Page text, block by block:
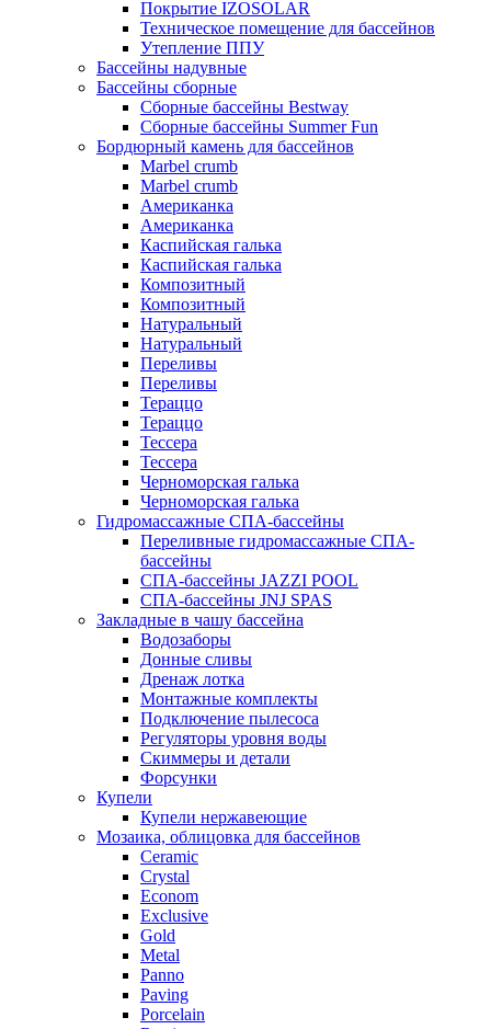
Покрытие IZOSOLAR
Техническое помещение для бассейнов
Утепление ППУ
Бассейны надувные
Бассейны сборные
Сборные бассейны Bestway
Сборные бассейны Summer Fun
Бордюрный камень для бассейнов
Marbel crumb
Marbel crumb
Американка
Американка
Каспийская галька
Каспийская галька
Композитный
Композитный
Натуральный
Натуральный
Переливы
Переливы
Тераццо
Тераццо
Тессера
Тессера
Черноморская галька
Черноморская галька
Гидромассажные СПА-бассейны
Переливные гидромассажные СПА-
бассейны
СПА-бассейны JAZZI POOL
СПА-бассейны JNJ SPAS
Закладные в чашу бассейна
Водозаборы
Донные сливы
Дренаж лотка
Монтажные комплекты
Подключение пылесоса
Регуляторы уровня воды
Скиммеры и детали
Форсунки
Купели
Купели нержавеющие
Мозаика, облицовка для бассейнов
Ceramic
Crystal
Econom
Exclusive
Gold
Metal
Panno
Paving
Porcelain